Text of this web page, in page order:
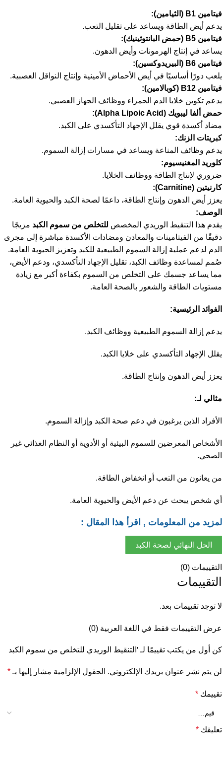
فيتامين B1 (الثيامين):
يدعم أيض الطاقة ويساعد على تقليل التعب.
فيتامين B5 (حمض البانتوثينيك):
يساعد في إنتاج الهرمونات وأيض الدهون.
فيتامين B6 (البيريدوكسين):
يلعب دورًا أساسيًا في أيض الأحماض الأمينية وإنتاج النواقل العصبية.
فيتامين B12 (كوبالامين):
يدعم تكوين خلايا الدم الحمراء ووظائف الجهاز العصبي.
حمض ألفا ليبويك (Alpha Lipoic Acid):
مضاد أكسدة قوي يقلل الإجهاد التأكسدي على الكبد.
كبريتات الزنك:
يدعم وظائف المناعة ويساعد في مسارات إزالة السموم.
كلوريد المغنيسيوم:
ضروري لإنتاج الطاقة ووظائف الخلايا.
كارنيتين (Carnitine):
يعزز أيض الدهون وإنتاج الطاقة، داعمًا لصحة الكبد والحيوية العامة.
الوصف:
يقدم هذا التنقيط الوريدي المخصص للتخلص من سموم الكبد مزيجًا
دقيقًا من الفيتامينات والمعادن ومضادات الأكسدة مباشرة إلى مجرى
الدم لدعم عملية إزالة السموم الطبيعية للكبد وتعزيز الحيوية العامة.
صُمم لمساعدة وظائف الكبد، تقليل الإجهاد التأكسدي، ودعم الأيض،
مما يساعد جسمك على التخلص من السموم بكفاءة أكبر مع زيادة
مستويات الطاقة والشعور بالصحة العامة.
الفوائد الرئيسية:
يدعم إزالة السموم الطبيعية ووظائف الكبد.
يقلل الإجهاد التأكسدي على خلايا الكبد.
يعزز أيض الدهون وإنتاج الطاقة.
مثالي لـ:
الأفراد الذين يرغبون في دعم صحة الكبد وإزالة السموم.
الأشخاص المعرضين للسموم البيئية أو الأدوية أو النظام الغذائي غير
الصحي.
من يعانون من التعب أو انخفاض الطاقة.
أي شخص يبحث عن دعم الأيض والحيوية العامة.
لمزيد من المعلومات , اقرأ هذا المقال :
الحل النهائي لصحة الكبد
التقييمات (0)
التقييمات
لا توجد تقييمات بعد.
عرض التقييمات فقط في اللغة العربية (0)
كن أول من يكتب تقييمًا لـ 'التنقيط الوريدي للتخلص من سموم الكبد
لن يتم نشر عنوان بريدك الإلكتروني. الحقول الإلزامية مشار إليها بـ *
تقييمك *
تعليقك *